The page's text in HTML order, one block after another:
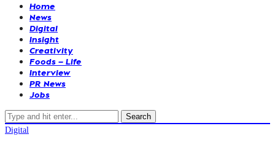
Home
News
Digital
Insight
Creativity
Foods – Life
Interview
PR News
Jobs
Search
Digital